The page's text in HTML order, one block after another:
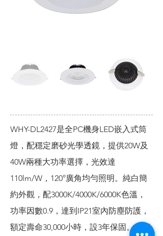
WHY-DL2427是全PC機身LED嵌入式筒
燈，配穩定磨砂光學透鏡，提供20W及
40W兩種大功率選擇，光效達
110lm/W，120°廣角均勻照明。純白簡
約外觀，配3000K/4000K/6000K色溫，
功率因數0.9，達到IP21室內防塵防護，
額定壽命30,000小時，設3年保固。超薄